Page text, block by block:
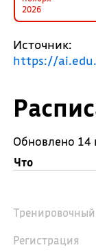
Обновлено 14
Что
Тренировочный
Регистрация
2026
Источник:
https://